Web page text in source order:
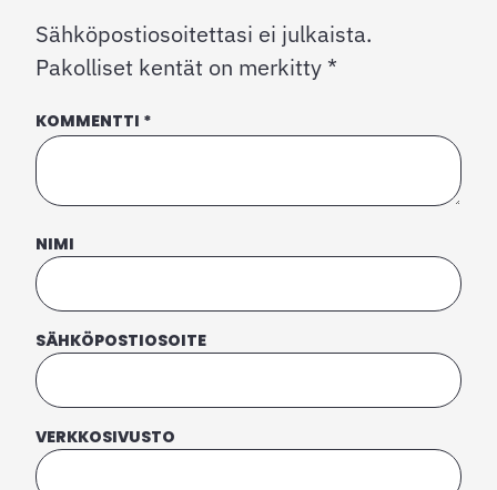
Sähköpostiosoitettasi ei julkaista.
Pakolliset kentät on merkitty *
KOMMENTTI *
NIMI
SÄHKÖPOSTIOSOITE
VERKKOSIVUSTO